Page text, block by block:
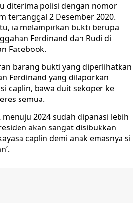
diterima polisi dengan nomor
tertanggal 2 Desember 2020.
ia melampirkan bukti berupa
Ferdinand dan Rudi di
Facebook.
barang bukti yang diperlihatkan
Ferdinand yang dilaporkan
caplin, bawa duit sekoper ke
semua.
2024 sudah dipanasi lebih
akan sangat disibukkan
caplin demi anak emasnya si